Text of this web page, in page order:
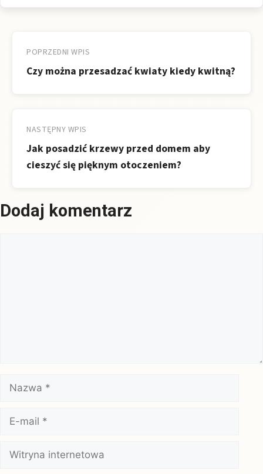
wpisu
POPRZEDNI WPIS
Czy można przesadzać kwiaty kiedy kwitną?
NASTĘPNY WPIS
Jak posadzić krzewy przed domem aby
cieszyć się pięknym otoczeniem?
Dodaj komentarz
Nazwa
mail
Witryna
internetowa